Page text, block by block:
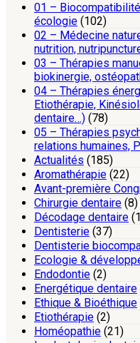
01 –
écologie (102)
02 – Médecine
nutrition,
03 – Thérapies
biokinergie,
04 – Thérapies
Etiothérapie,
dentaire…) (78)
05 – Thérapies
relations humaines,
Actualités (185)
Aromathérapie (22)
Avant-première
Chirurgie dentaire (8)
Décodage dentaire
Dentisterie (37)
Dentisterie
Ecologie &
Endodontie (2)
Energétique dentaire
Ethique & Bioéthique
Etiothérapie (2)
Homéopathie (21)